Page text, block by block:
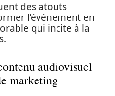
des atouts
l’événement en
qui incite à la
audiovisuel
marketing